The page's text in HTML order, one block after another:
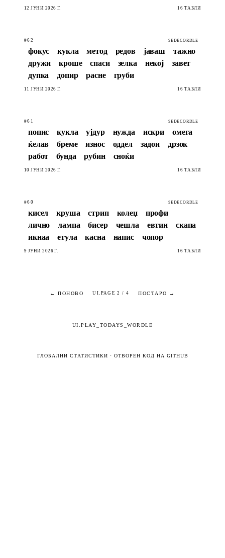
12 ЈУНИ 2026 Г. 16 ТАБЛИ
#62 SEDECORDLE
фокус кукла метод редов јаваш
тажно
дружи
кроше спаси зелка некој
завет
дупка
допир расне груби
11 ЈУНИ 2026 Г. 16 ТАБЛИ
#61 SEDECORDLE
попис кукла ујдур нужда искри
омега
ќелав
бреме износ оддел задои
дрзок
работ
бунда рубин сноќи
10 ЈУНИ 2026 Г. 16 ТАБЛИ
#60 SEDECORDLE
кисел круша стрип колеџ
профи
лично
лампа бисер чешла евтин
скапа
икнаа
етула касна напис чопор
9 ЈУНИ 2026 Г. 16 ТАБЛИ
← ПОНОВО UI.PAGE 2 / 4 ПОСТАРО →
UI.PLAY_TODAYS_WORDLE
ГЛОБАЛНИ СТАТИСТИКИ · ОТВОРЕН КОД НА GITHUB